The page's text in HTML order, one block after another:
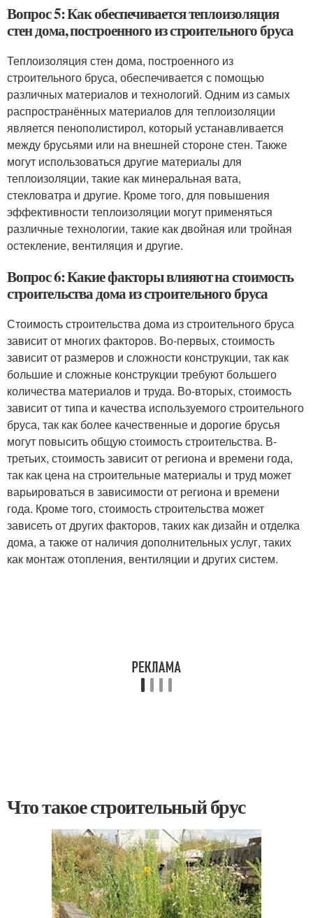
Вопрос 5: Как обеспечивается теплоизоляция
стен дома, построенного из строительного бруса
Теплоизоляция стен дома, построенного из
строительного бруса, обеспечивается с помощью
различных материалов и технологий. Одним из самых
распространённых материалов для теплоизоляции
является пенополистирол, который устанавливается
между брусьями или на внешней стороне стен. Также
могут использоваться другие материалы для
теплоизоляции, такие как минеральная вата,
стекловатра и другие. Кроме того, для повышения
эффективности теплоизоляции могут применяться
различные технологии, такие как двойная или тройная
остекление, вентиляция и другие.
Вопрос 6: Какие факторы влияют на стоимость
строительства дома из строительного бруса
Стоимость строительства дома из строительного бруса
зависит от многих факторов. Во-первых, стоимость
зависит от размеров и сложности конструкции, так как
большие и сложные конструкции требуют большего
количества материалов и труда. Во-вторых, стоимость
зависит от типа и качества используемого строительного
бруса, так как более качественные и дорогие брусья
могут повысить общую стоимость строительства. В-
третьих, стоимость зависит от региона и времени года,
так как цена на строительные материалы и труд может
варьироваться в зависимости от региона и времени
года. Кроме того, стоимость строительства может
зависеть от других факторов, таких как дизайн и отделка
дома, а также от наличия дополнительных услуг, таких
как монтаж отопления, вентиляции и других систем.
Что такое строительный брус